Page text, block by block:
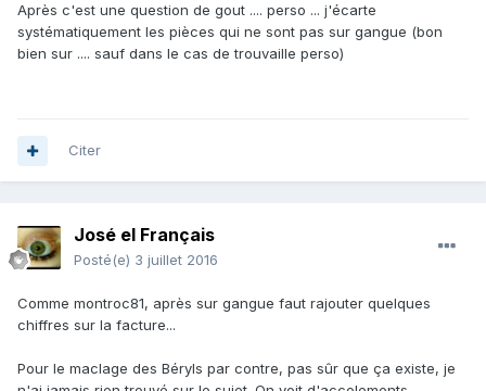
Après c'est une question de gout .... perso ... j'écarte
systématiquement les pièces qui ne sont pas sur gangue (bon
bien sur .... sauf dans le cas de trouvaille perso)
Citer
José el Français
Posté(e) 3 juillet 2016
Comme montroc81, après sur gangue faut rajouter quelques
chiffres sur la facture...
Pour le maclage des Béryls par contre, pas sûr que ça existe, je